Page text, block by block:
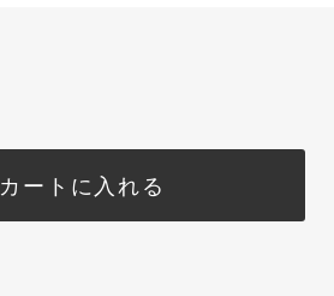
カートに入れる